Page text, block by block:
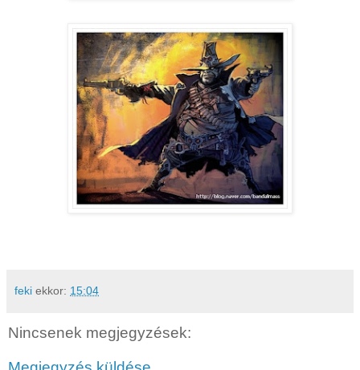
feki ekkor: 15:04
Nincsenek megjegyzések: